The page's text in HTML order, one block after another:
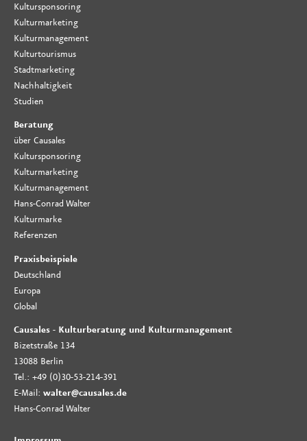
Kultursponsoring
Kulturmarketing
Kulturmanagement
Kulturtourismus
Stadtmarketing
Nachhaltigkeit
Studien
Beratung
über Causales
Kultursponsoring
Kulturmarketing
Kulturmanagement
Hans-Conrad Walter
Kulturmarke
Referenzen
Praxisbeispiele
Deutschland
Europa
Global
Causales - Kulturberatung und Kulturmanagement
Bizetstraße 134
13088 Berlin
Tel.: +49 (0)30-53-214-391
E-Mail: walter@causales.de
Hans-Conrad Walter